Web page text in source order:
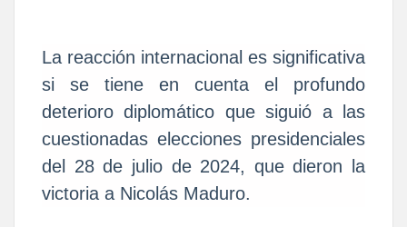
La reacción internacional es significativa
si se tiene en cuenta el profundo
deterioro diplomático que siguió a las
cuestionadas elecciones presidenciales
del 28 de julio de 2024, que dieron la
victoria a Nicolás Maduro.